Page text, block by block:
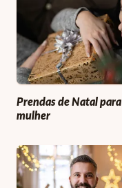
Prendas de Natal para
mulher